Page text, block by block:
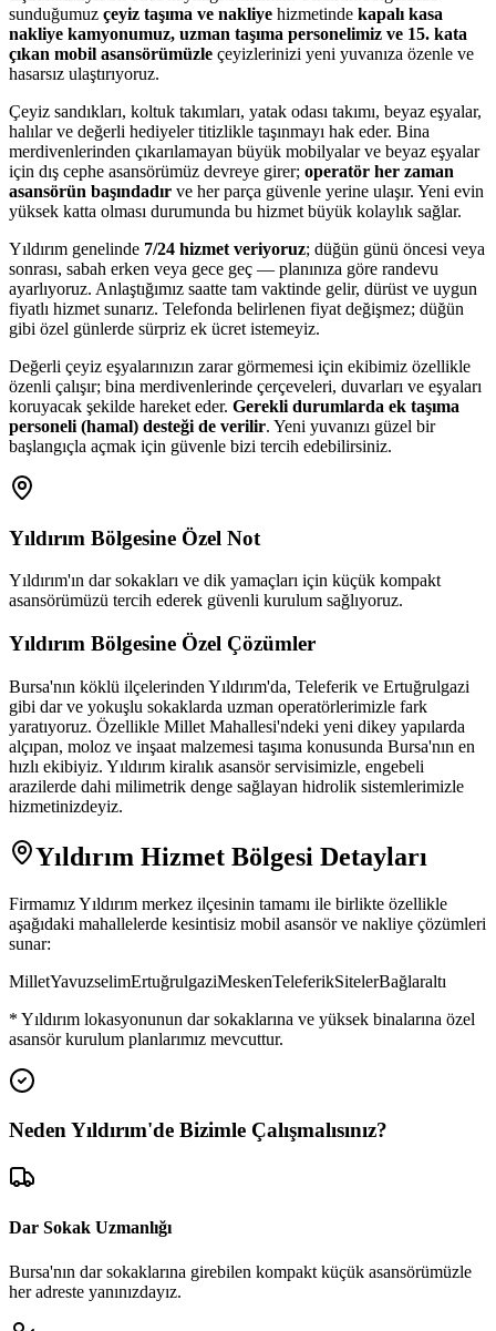
sunduğumuz çeyiz taşıma ve nakliye hizmetinde kapalı kasa
nakliye kamyonumuz, uzman taşıma personelimiz ve 15. kata
çıkan mobil asansörümüzle çeyizlerinizi yeni yuvanıza özenle ve
hasarsız ulaştırıyoruz.
Çeyiz sandıkları, koltuk takımları, yatak odası takımı, beyaz eşyalar,
halılar ve değerli hediyeler titizlikle taşınmayı hak eder. Bina
merdivenlerinden çıkarılamayan büyük mobilyalar ve beyaz eşyalar
için dış cephe asansörümüz devreye girer; operatör her zaman
asansörün başındadır ve her parça güvenle yerine ulaşır. Yeni evin
yüksek katta olması durumunda bu hizmet büyük kolaylık sağlar.
Yıldırım genelinde 7/24 hizmet veriyoruz; düğün günü öncesi veya
sonrası, sabah erken veya gece geç — planınıza göre randevu
ayarlıyoruz. Anlaştığımız saatte tam vaktinde gelir, dürüst ve uygun
fiyatlı hizmet sunarız. Telefonda belirlenen fiyat değişmez; düğün
gibi özel günlerde sürpriz ek ücret istemeyiz.
Değerli çeyiz eşyalarınızın zarar görmemesi için ekibimiz özellikle
özenli çalışır; bina merdivenlerinde çerçeveleri, duvarları ve eşyaları
koruyacak şekilde hareket eder. Gerekli durumlarda ek taşıma
personeli (hamal) desteği de verilir. Yeni yuvanızı güzel bir
başlangıçla açmak için güvenle bizi tercih edebilirsiniz.
Yıldırım Bölgesine Özel Not
Yıldırım'ın dar sokakları ve dik yamaçları için küçük kompakt
asansörümüzü tercih ederek güvenli kurulum sağlıyoruz.
Yıldırım Bölgesine Özel Çözümler
Bursa'nın köklü ilçelerinden Yıldırım'da, Teleferik ve Ertuğrulgazi
gibi dar ve yokuşlu sokaklarda uzman operatörlerimizle fark
yaratıyoruz. Özellikle Millet Mahallesi'ndeki yeni dikey yapılarda
alçıpan, moloz ve inşaat malzemesi taşıma konusunda Bursa'nın en
hızlı ekibiyiz. Yıldırım kiralık asansör servisimizle, engebeli
arazilerde dahi milimetrik denge sağlayan hidrolik sistemlerimizle
hizmetinizdeyiz.
Yıldırım Hizmet Bölgesi Detayları
FirmamızYıldırım merkez ilçesinin tamamı ile birlikte özellikle
aşağıdaki mahallelerde kesintisiz mobil asansör ve nakliye çözümleri
sunar:
MilletYavuzselimErtuğrulgaziMeskenTeleferikSitelerBağlaraltı
* Yıldırım lokasyonunun dar sokaklarına ve yüksek binalarına özel
asansör kurulum planlarımız mevcuttur.
NedenYıldırım'de Bizimle Çalışmalısınız?
Dar Sokak Uzmanlığı
Bursa'nın dar sokaklarına girebilen kompakt küçük asansörümüzle
her adreste yanınızdayız.